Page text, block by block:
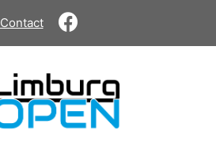
Contact